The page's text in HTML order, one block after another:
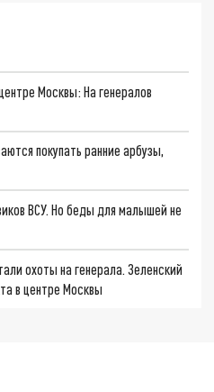
Москвы: На генералов
покупать ранние арбузы,
ВСУ. Но беды для малышей не
охоты на генерала. Зеленский
в центре Москвы